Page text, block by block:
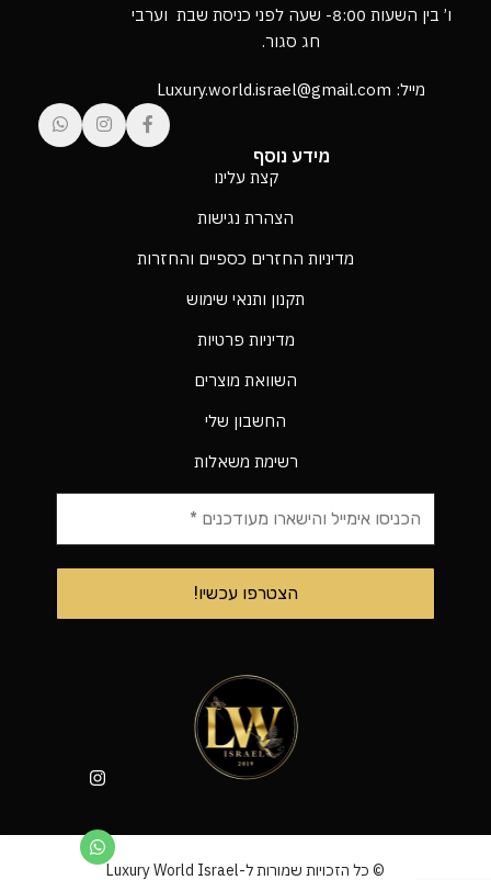
ו’ בין השעות 8:00- שעה לפני כניסת שבת וערבי
חג סגור.
מייל: Luxury.world.israel@gmail.com
מידע נוסף
קצת עלינו
הצהרת נגישות
מדיניות החזרים כספיים והחזרות
תקנון ותנאי שימוש
מדיניות פרטיות
השוואת מוצרים
החשבון שלי
רשימת משאלות
© כל הזכויות שמורות ל-Luxury World Israel